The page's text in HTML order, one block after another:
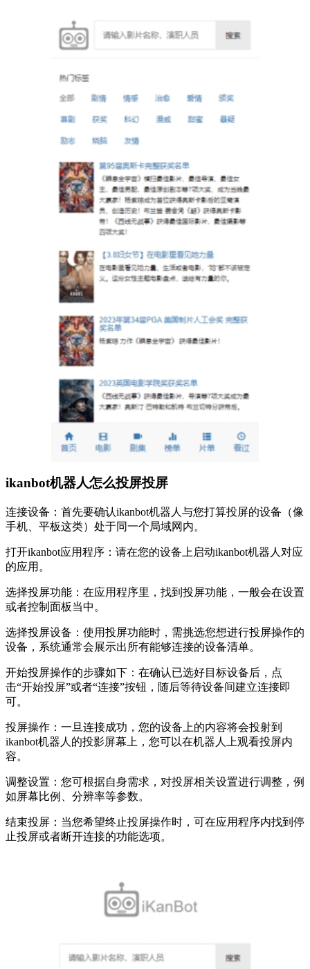
ikanbot机器人怎么投屏投屏
连接设备：首先要确认ikanbot机器人与您打算投屏的设备（像
手机、平板这类）处于同一个局域网内。
打开ikanbot应用程序：请在您的设备上启动ikanbot机器人对应
的应用。
选择投屏功能：在应用程序里，找到投屏功能，一般会在设置
或者控制面板当中。
选择投屏设备：使用投屏功能时，需挑选您想进行投屏操作的
设备，系统通常会展示出所有能够连接的设备清单。
开始投屏操作的步骤如下：在确认已选好目标设备后，点
击“开始投屏”或者“连接”按钮，随后等待设备间建立连接即
可。
投屏操作：一旦连接成功，您的设备上的内容将会投射到
ikanbot机器人的投影屏幕上，您可以在机器人上观看投屏内
容。
调整设置：您可根据自身需求，对投屏相关设置进行调整，例
如屏幕比例、分辨率等参数。
结束投屏：当您希望终止投屏操作时，可在应用程序内找到停
止投屏或者断开连接的功能选项。